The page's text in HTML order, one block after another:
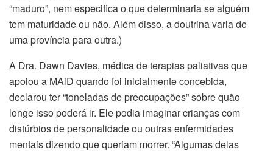
“maduro”, nem especifica o que determinaria se alguém
tem maturidade ou não. Além disso, a doutrina varia de
uma província para outra.)
A Dra. Dawn Davies, médica de terapias paliativas que
apoiou a MAiD quando foi inicialmente concebida,
declarou ter “toneladas de preocupações” sobre quão
longe isso poderá ir. Ele podia imaginar crianças com
distúrbios de personalidade ou outras enfermidades
mentais dizendo que queriam morrer. “Algumas delas